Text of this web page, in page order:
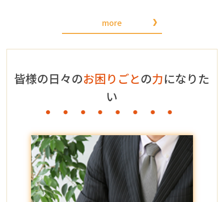
こんなお悩みありませんか？
more
皆様の日々のお困りごとの力になりた
い